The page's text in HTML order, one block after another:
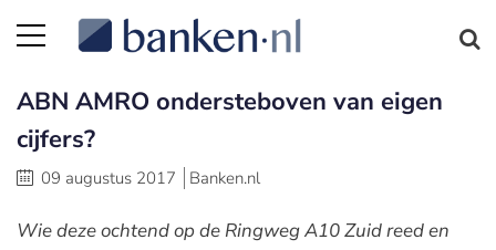
ABN AMRO ondersteboven van eigen
cijfers?
09 augustus 2017 Banken.nl
Wie deze ochtend op de Ringweg A10 Zuid reed en